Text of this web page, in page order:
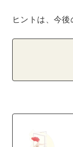
ヒントは、今